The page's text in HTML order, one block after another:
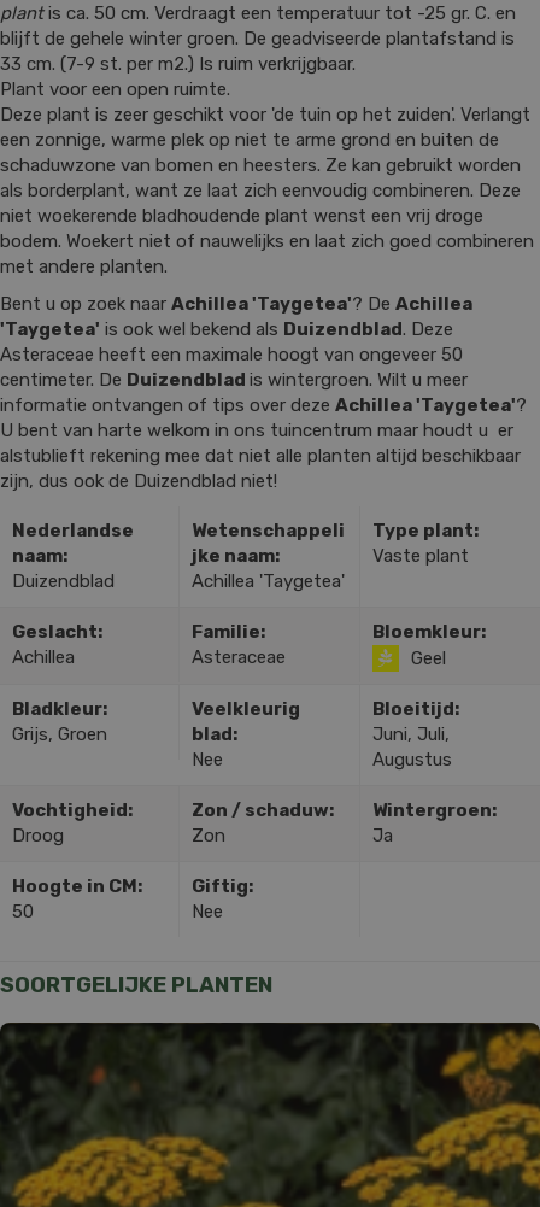
plantis ca. 50 cm. Verdraagt een temperatuur tot -25 gr. C. en
blijft de gehele winter groen. De geadviseerde plantafstand is
33 cm. (7-9 st. per m2.) Is ruim verkrijgbaar.
Plant voor een open ruimte.
Deze plant is zeer geschikt voor 'de tuin op het zuiden'. Verlangt
een zonnige, warme plek op niet te arme grond en buiten de
schaduwzone van bomen en heesters. Ze kan gebruikt worden
als borderplant, want ze laat zich eenvoudig combineren. Deze
niet woekerende bladhoudende plant wenst een vrij droge
bodem. Woekert niet of nauwelijks en laat zich goed combineren
met andere planten.
Bent u op zoek naar Achillea 'Taygetea'? De Achillea
'Taygetea' is ook wel bekend als Duizendblad. Deze
Asteraceae heeft een maximale hoogt van ongeveer 50
centimeter. De Duizendblad is wintergroen. Wilt u meer
informatie ontvangen of tips over deze Achillea 'Taygetea'?
U bent van harte welkom in ons tuincentrum maar houdt u er
alstublieft rekening mee dat niet alle planten altijd beschikbaar
zijn, dus ook de Duizendblad niet!
Nederlandse
naam:
Duizendblad
Wetenschappeli
jke naam:
Achillea 'Taygetea'
Type plant:
Vaste plant
Geslacht:
Achillea
Familie:
Asteraceae
Bloemkleur:
Geel
Bladkleur:
Grijs, Groen
Veelkleurig
blad:
Nee
Bloeitijd:
Juni, Juli,
Augustus
Vochtigheid:
Droog
Zon / schaduw:
Zon
Wintergroen:
Ja
Hoogte in CM:
50
Giftig:
Nee
SOORTGELIJKE PLANTEN